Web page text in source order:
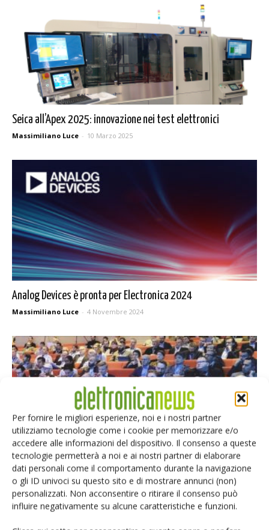
Per fornire le migliori esperienze, noi e i nostri partner
utilizziamo tecnologie come i cookie per memorizzare e/o
accedere alle informazioni del dispositivo. Il consenso a queste
tecnologie permetterà a noi e ai nostri partner di elaborare
dati personali come il comportamento durante la navigazione
o gli ID univoci su questo sito e di mostrare annunci (non)
personalizzati. Non acconsentire o ritirare il consenso può
influire negativamente su alcune caratteristiche e funzioni.
Seica all’Apex 2025: innovazione nei test elettronici
Massimiliano Luce - 10 Marzo 2025
Analog Devices è pronta per Electronica 2024
Massimiliano Luce - 4 Novembre 2024
L’innovazione AR e VR dei display al MicroLed Connect
Massimiliano Luce